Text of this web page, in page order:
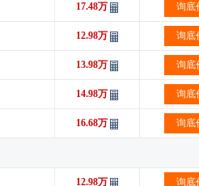
17.48万 询底
12.98万 询底
13.98万 询底
14.98万 询底
16.68万 询底
12.98万 询底